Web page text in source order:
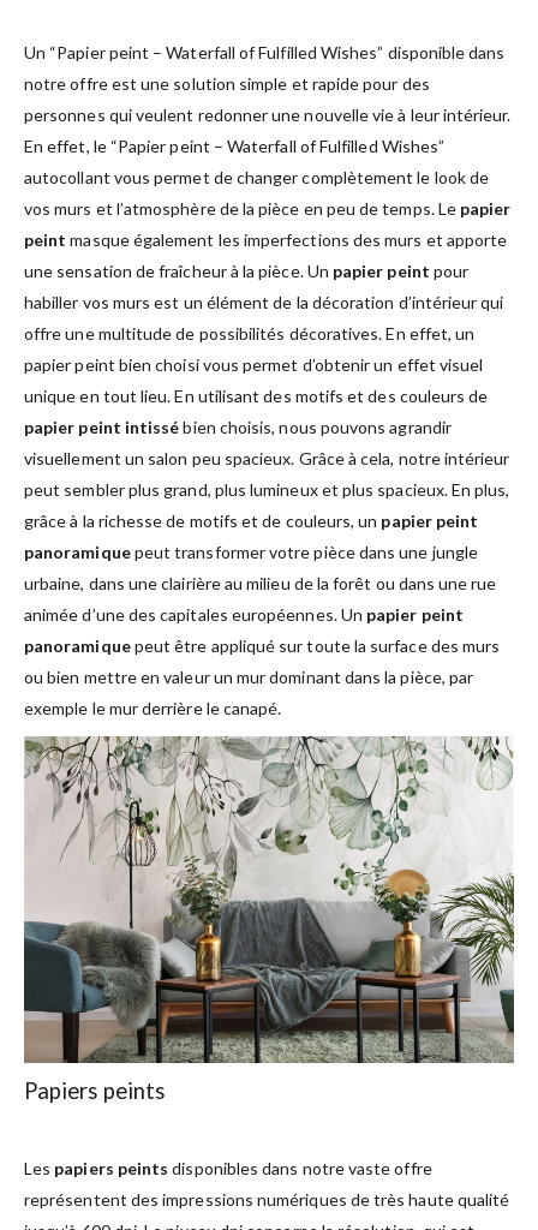
Un “Papier peint – Waterfall of Fulfilled Wishes” disponible dans
notre offre est une solution simple et rapide pour des
personnes qui veulent redonner une nouvelle vie à leur intérieur.
En effet, le “Papier peint – Waterfall of Fulfilled Wishes”
autocollant vous permet de changer complètement le look de
vos murs et l’atmosphère de la pièce en peu de temps. Le papier
peint masque également les imperfections des murs et apporte
une sensation de fraîcheur à la pièce. Un papier peint pour
habiller vos murs est un élément de la décoration d’intérieur qui
offre une multitude de possibilités décoratives. En effet, un
papier peint bien choisi vous permet d’obtenir un effet visuel
unique en tout lieu. En utilisant des motifs et des couleurs de
papier peint intissébien choisis, nous pouvons agrandir
visuellement un salon peu spacieux. Grâce à cela, notre intérieur
peut sembler plus grand, plus lumineux et plus spacieux. En plus,
grâce à la richesse de motifs et de couleurs, un papier peint
panoramiquepeut transformer votre pièce dans une jungle
urbaine, dans une clairière au milieu de la forêt ou dans une rue
animée d’une des capitales européennes. Un papier peint
panoramiquepeut être appliqué sur toute la surface des murs
ou bien mettre en valeur un mur dominant dans la pièce, par
exemple le mur derrière le canapé.
Papiers peints
Les papiers peints disponibles dans notre vaste offre
représentent des impressions numériques de très haute qualité